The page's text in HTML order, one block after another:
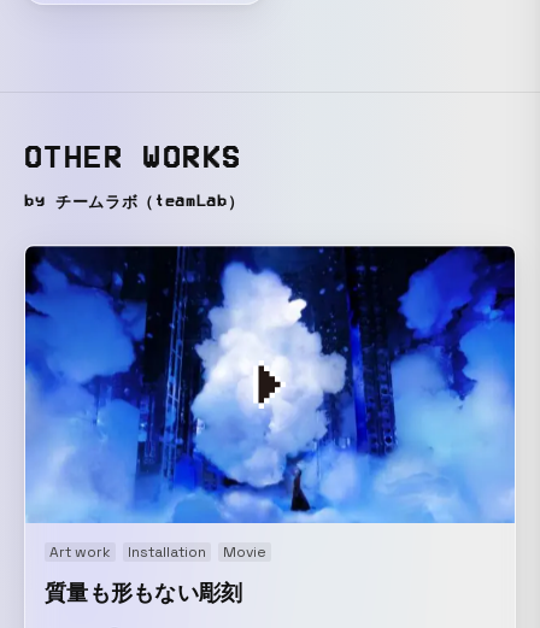
OTHER WORKS
by チームラボ（teamLab）
Art work Installation Movie
質量も形もない彫刻